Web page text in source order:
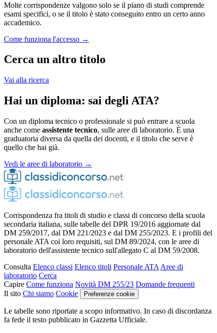
Molte corrispondenze valgono solo se il piano di studi comprende
esami specifici, o se il titolo è stato conseguito entro un certo anno
accademico.
Come funziona l'accesso →
Cerca un altro titolo
Vai alla ricerca
Hai un diploma: sai degli ATA?
Con un diploma tecnico o professionale si può entrare a scuola
anche come assistente tecnico, sulle aree di laboratorio. È una
graduatoria diversa da quella dei docenti, e il titolo che serve è
quello che hai già.
Vedi le aree di laboratorio →
Corrispondenza fra titoli di studio e classi di concorso della scuola
secondaria italiana, sulle tabelle del DPR 19/2016 aggiornate dal
DM 259/2017, dal DM 221/2023 e dal DM 255/2023. E i profili del
personale ATA coi loro requisiti, sul DM 89/2024, con le aree di
laboratorio dell'assistente tecnico sull'allegato C al DM 59/2008.
Consulta Elenco classi Elenco titoli Personale ATA Aree di
laboratorio Cerca
Capire Come funziona Novità DM 255/23 Domande frequenti
Il sito Chi siamo Cookie Preferenze cookie
Le tabelle sono riportate a scopo informativo. In caso di discordanza
fa fede il testo pubblicato in Gazzetta Ufficiale.